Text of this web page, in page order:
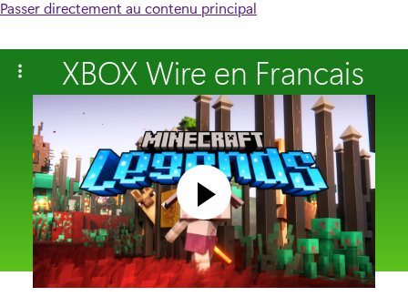
Passer directement au contenu principal
XBOX Wire en Francais